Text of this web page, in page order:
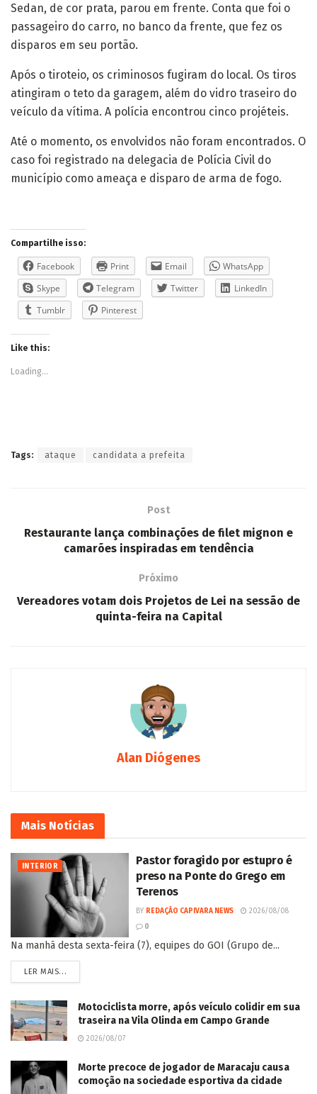
Sedan, de cor prata, parou em frente. Conta que foi o
passageiro do carro, no banco da frente, que fez os
disparos em seu portão.
Após o tiroteio, os criminosos fugiram do local. Os tiros
atingiram o teto da garagem, além do vidro traseiro do
veículo da vítima. A polícia encontrou cinco projéteis.
Até o momento, os envolvidos não foram encontrados. O
caso foi registrado na delegacia de Polícia Civil do
município como ameaça e disparo de arma de fogo.
Compartilhe isso:
Facebook Print Email
WhatsApp
Skype
Telegram Twitter
LinkedIn
Tumblr
Pinterest
Like this:
Loading...
Tags: ataque candidata a prefeita
Post
Restaurante lança combinações de filet mignon e
camarões inspiradas em tendência
Próximo
Vereadores votam dois Projetos de Lei na sessão de
quinta-feira na Capital
Alan Diógenes
Mais Notícias
INTERIOR
Pastor foragido por estupro é
preso na Ponte do Grego em
Terenos
BY REDAÇÃO CAPIVARA NEWS
2026/08/08
0
Na manhã desta sexta-feira (7), equipes do GOI (Grupo de...
LER MAIS...
Motociclista morre, após veículo colidir em sua
traseira na Vila Olinda em Campo Grande
2026/08/07
Morte precoce de jogador de Maracaju causa
comoção na sociedade esportiva da cidade